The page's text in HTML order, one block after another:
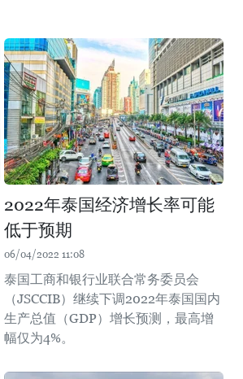
2022年泰国经济增长率可能
低于预期
06/04/2022 11:08
泰国工商和银行业联合常务委员会
（JSCCIB）继续下调2022年泰国国内
生产总值（GDP）增长预测，最高增
幅仅为4%。